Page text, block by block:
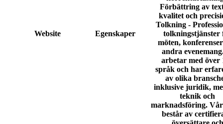
Website Egenskaper
Förbättring av
kvalitet och
Tolkning -
tolkningstjänster
möten,
andra
arbetar med över
språk och har
av olika
inklusive juridik,
teknik och
marknadsföring.
består av